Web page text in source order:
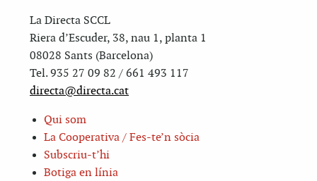
La Directa SCCL
Riera d’Escuder, 38, nau 1, planta 1
08028 Sants (Barcelona)
Tel. 935 27 09 82 / 661 493 117
directa@directa.cat
Qui som
La Cooperativa / Fes-te’n sòcia
Subscriu-t’hi
Botiga en línia